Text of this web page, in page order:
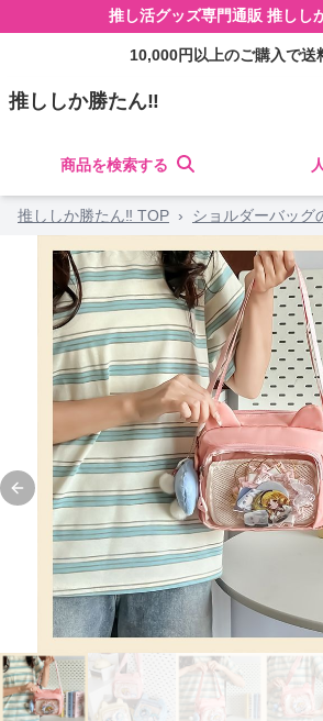
推し活グッズ専門通販 推しし
10,000円以上のご購入で送
推ししか勝たん‼
商品を検索する
推ししか勝たん‼ TOP › ショルダーバッグ
Previous slide